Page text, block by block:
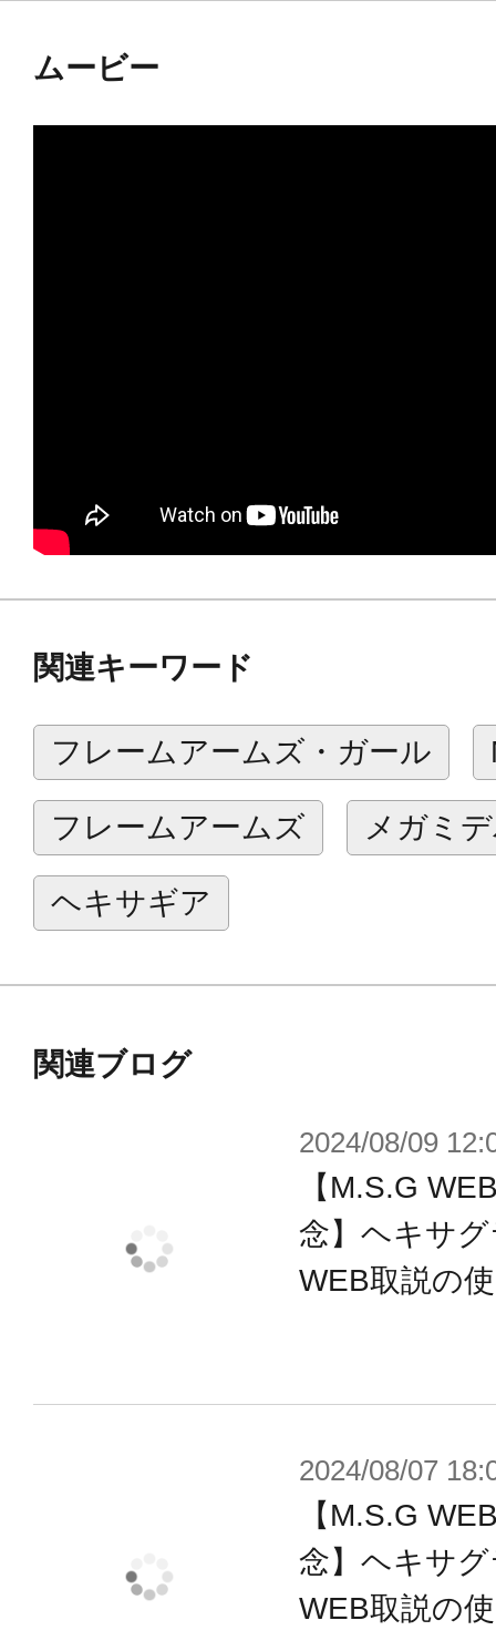
張性を両立させています。
■戦闘機形態から人型形態への完全
■主翼は可動させる事により、通常
出来ます。
の高いフレームユニットとしても使
■付属のランディングギアを接続す
能です。
■本体部フレームの各部関節には
りのM.S.Gギガンティックアームズ
ーズなどと互換性があります。
■前腕装甲を展開する事で内部に格
ドを取り出すことが可能です。
せる事が可能です。
応の穴があり、どちらの形態でもア
■レーザーソード×2
※実際の商品に「ヴァリアブルフレ
ア【ベルーガ】」以外の商品は付属
※画像は開発中のものです。実際の
ムービー
関連キーワード
フレームアームズ・ガール
フレームアームズ メガミ
ヘキサギア
関連ブログ
2024/08/09
【M.S.G
念】ヘキサ
WEB取説の
2024/08/07
【M.S.G
念】ヘキサ
WEB取説の